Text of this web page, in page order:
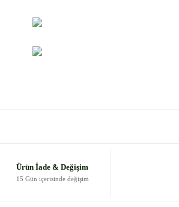
Ürün İade & Değişim
15 Gün içerisinde değişim